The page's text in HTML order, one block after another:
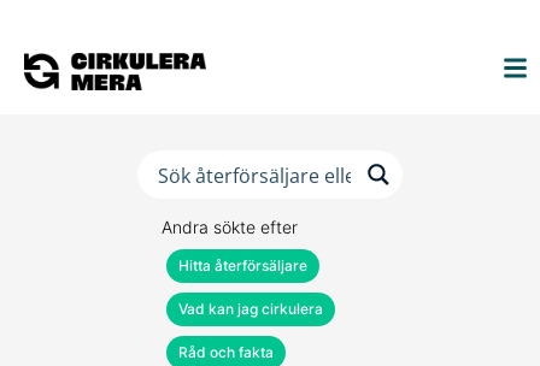
Andra sökte efter
Hitta återförsäljare
Vad kan jag cirkulera
Råd och fakta